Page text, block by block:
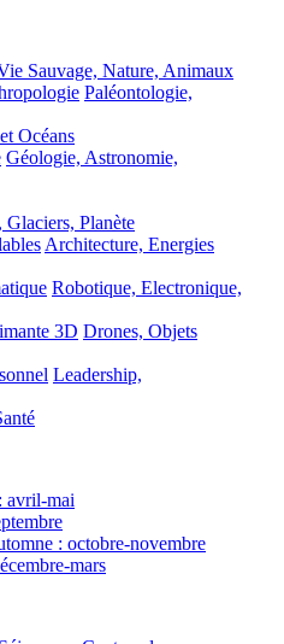
Sauvage, Nature, Animaux
Paléontologie,
Océans
Géologie, Astronomie,
Glaciers, Planète
Architecture, Energies
Robotique, Electronique,
3D Drones, Objets
Leadership,
avril-mai
: octobre-novembre
mars